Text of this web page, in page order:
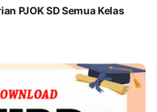
PJOK SD Semua Kelas